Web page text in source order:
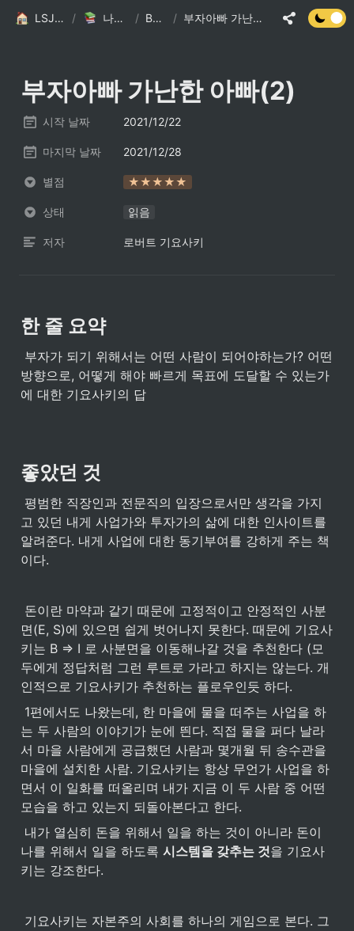
LSJ HOME / 나의 책장 / Books / 부자아빠 가난한 아빠(2)
부자아빠 가난한 아빠(2)
시작 날짜 2021/12/22
마지막 날짜 2021/12/28
별점 ★★★★★
상태 읽음
저자 로버트 기요사키
한 줄 요약
방향으로, 어떻게 해야 빠르게 목표에 도달할 수 있는가
에 대한 기요사키의 답
좋았던 것
고 있던 내게 사업가와 투자가의 삶에 대한 인사이트를
알려준다. 내게 사업에 대한 동기부여를 강하게 주는 책
이다.
면(E, S)에 있으면 쉽게 벗어나지 못한다. 때문에 기요사
키는 B ⇒ I 로 사분면을 이동해나갈 것을 추천한다 (모
두에게 정답처럼 그런 루트로 가라고 하지는 않는다. 개
인적으로 기요사키가 추천하는 플로우인듯 하다.
는 두 사람의 이야기가 눈에 띈다. 직접 물을 퍼다 날라
서 마을 사람에게 공급했던 사람과 몇개월 뒤 송수관을
마을에 설치한 사람. 기요사키는 항상 무언가 사업을 하
면서 이 일화를 떠올리며 내가 지금 이 두 사람 중 어떤
모습을 하고 있는지 되돌아본다고 한다.
나를 위해서 일을 하도록 시스템을 갖추는 것을 기요사
키는 강조한다.